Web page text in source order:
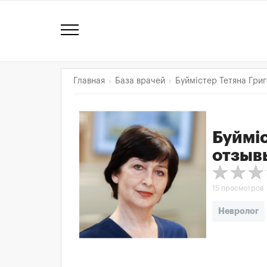
Главная База врачей Буймістер Тетяна
15 просмотров
Невролог